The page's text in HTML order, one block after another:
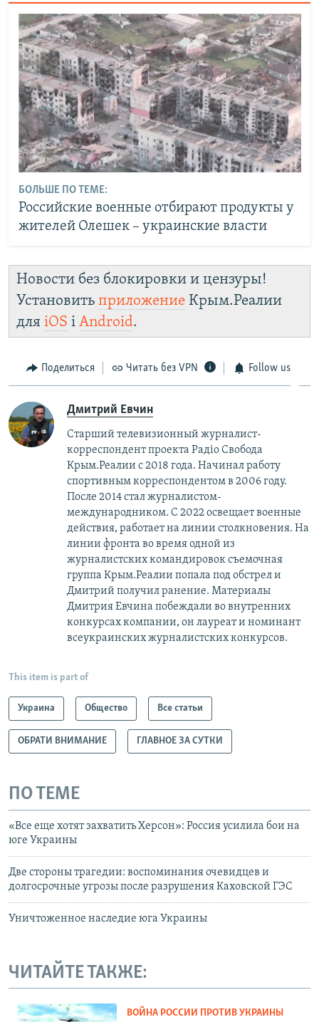
БОЛЬШЕ ПО ТЕМЕ:
Российские военные отбирают продукты у
жителей Олешек – украинские власти
Новости без блокировки и цензуры!
Установить приложение Крым.Реалии
для iOS і Android.
Поделиться Читать без VPN Follow us
Дмитрий Евчин
Старший телевизионный журналист-
корреспондент проекта Радіо Свобода
Крым.Реалии с 2018 года. Начинал работу
спортивным корреспондентом в 2006 году.
После 2014 стал журналистом-
международником. С 2022 освещает военные
действия, работает на линии столкновения. На
линии фронта во время одной из
журналистских командировок съемочная
группа Крым.Реалии попала под обстрел и
Дмитрий получил ранение. Материалы
Дмитрия Евчина побеждали во внутренних
конкурсах компании, он лауреат и номинант
всеукраинских журналистских конкурсов.
This item is part of
Украина Общество Все статьи
ОБРАТИ ВНИМАНИЕ ГЛАВНОЕ ЗА СУТКИ
ПО ТЕМЕ
«Все еще хотят захватить Херсон»: Россия усилила бои на
юге Украины
Две стороны трагедии: воспоминания очевидцев и
долгосрочные угрозы после разрушения Каховской ГЭС
Уничтоженное наследие юга Украины
ЧИТАЙТЕ ТАКЖЕ:
ВОЙНА РОССИИ ПРОТИВ УКРАИНЫ